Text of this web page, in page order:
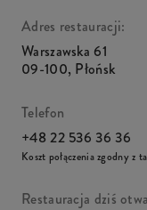
Adres restauracji:
Warszawska 61
09-100, Płońsk
Telefon
+48 22 536 36 36
Koszt połączenia zgodny z
Restauracja dziś